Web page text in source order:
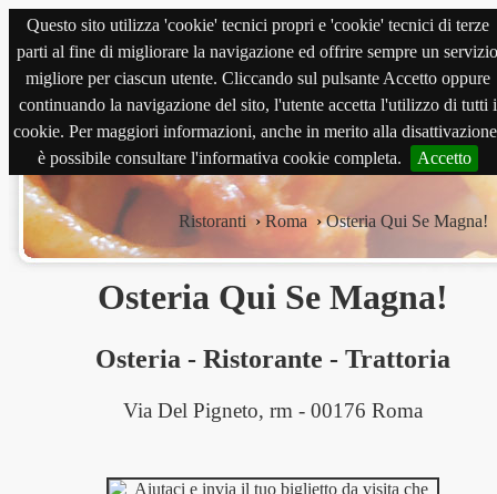
Questo sito utilizza 'cookie' tecnici propri e 'cookie' tecnici di terze
parti al fine di migliorare la navigazione ed offrire sempre un servizio
migliore per ciascun utente. Cliccando sul pulsante Accetto oppure
continuando la navigazione del sito, l'utente accetta l'utilizzo di tutti i
cookie. Per maggiori informazioni, anche in merito alla
è possibile consultare l'informativa cookie completa.
Accetto
magnabene.com
Ristoranti ›Roma ›Osteria Qui Se Magna!
Osteria Qui Se Magna!
Osteria- Ristorante - Trattoria
Via Del Pigneto, rm - 00176 Roma